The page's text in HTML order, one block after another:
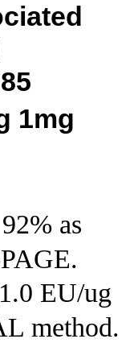
1mg
as
EU/ug
method.